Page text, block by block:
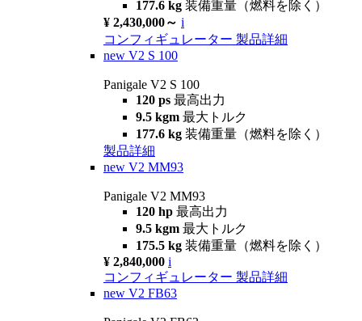
177.6 kg 装備重量（燃料を除く）
¥ 2,430,000～ i
コンフィギュレーター 製品詳細
new V2 S 100
Panigale V2 S 100
120 ps 最高出力
9.5 kgm 最大トルク
177.6 kg 装備重量（燃料を除く）
製品詳細
new V2 MM93
Panigale V2 MM93
120 hp 最高出力
9.5 kgm 最大トルク
175.5 kg 装備重量（燃料を除く）
¥ 2,840,000 i
コンフィギュレーター 製品詳細
new V2 FB63